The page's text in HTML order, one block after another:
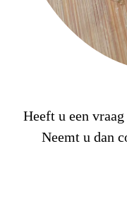
Heeft u een
Neemt u dan